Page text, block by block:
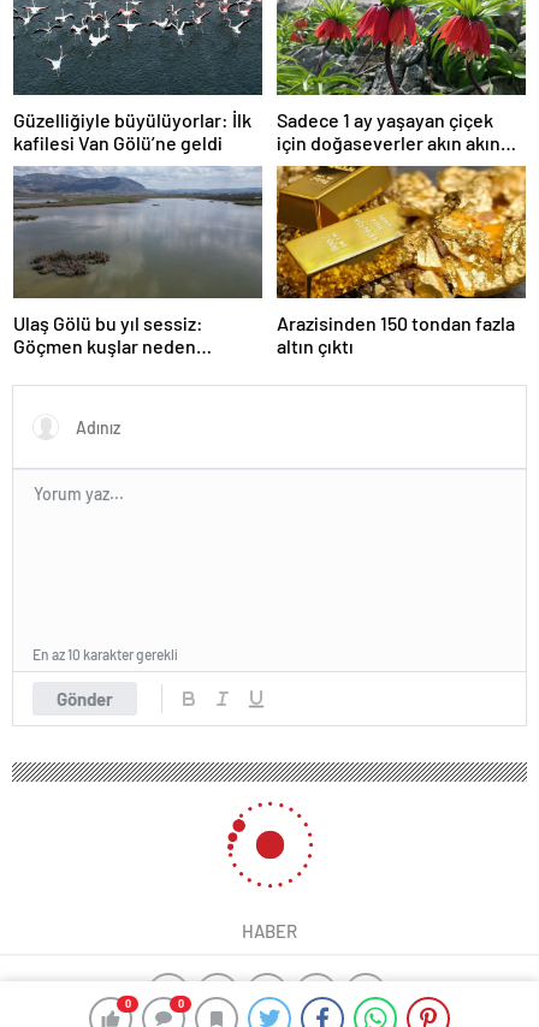
0 0
dakika…
Güzelliğiyle büyülüyorlar: İlk
kafilesi Van Gölü’ne geldi
Sadece 1 ay yaşayan çiçek
için doğaseverler akın akın
geliyor!
Ulaş Gölü bu yıl sessiz:
Göçmen kuşlar neden
Arazisinden 150 tondan fazla
altın çıktı
Gönder
En az 10 karakter gerekli
HABER